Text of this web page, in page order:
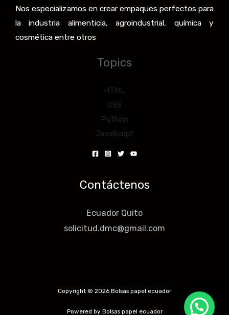
Nos especializamos en crear empaques perfectos para
la industria alimenticia, agroindustrial, química y
cosmética entre otros
Topics
HTML
CSS
Python
JavaScript
Contáctenos
Ecuador Quito
solicitud.dmc@gmail.com
Copyright © 2026 Bolsas papel ecuador
Powered by Bolsas papel ecuador